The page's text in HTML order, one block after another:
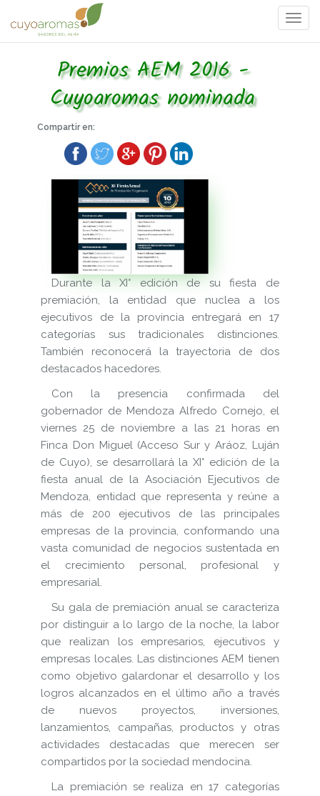
Premios AEM 2016 -
Cuyoaromas nominada
Compartir en:
Durante la XI° edición de su fiesta de
premiación, la entidad que nuclea a los
ejecutivos de la provincia entregará en 17
categorías sus tradicionales distinciones.
También reconocerá la trayectoria de dos
destacados hacedores.
Con la presencia confirmada del
gobernador de Mendoza Alfredo Cornejo, el
viernes 25 de noviembre a las 21 horas en
Finca Don Miguel (Acceso Sur y Aráoz, Luján
de Cuyo), se desarrollará la XI° edición de la
fiesta anual de la Asociación Ejecutivos de
Mendoza, entidad que representa y reúne a
más de 200 ejecutivos de las principales
empresas de la provincia, conformando una
vasta comunidad de negocios sustentada en
el crecimiento personal, profesional y
empresarial.
Su gala de premiación anual se caracteriza
por distinguir a lo largo de la noche, la labor
que realizan los empresarios, ejecutivos y
empresas locales. Las distinciones AEM tienen
como objetivo galardonar el desarrollo y los
logros alcanzados en el último año a través
de nuevos proyectos, inversiones,
lanzamientos, campañas, productos y otras
actividades destacadas que merecen ser
compartidos por la sociedad mendocina.
La premiación se realiza en 17 categorías